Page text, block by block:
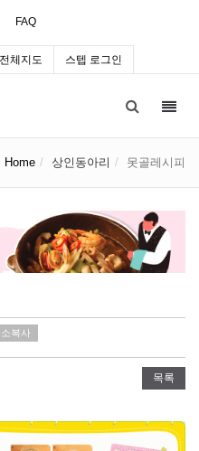
FAQ
전체지도 스텝 로그인
Home 상인동아리 못골레시피
소복사
목록